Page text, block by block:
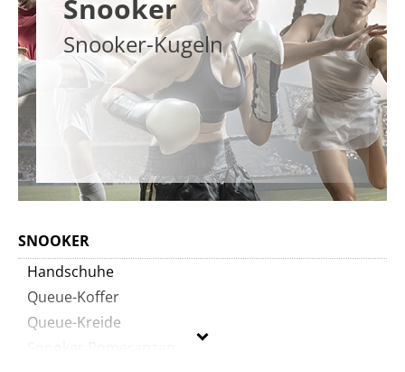
Snooker
Snooker-Kugeln
SNOOKER
Handschuhe
Queue-Koffer
Queue-Kreide